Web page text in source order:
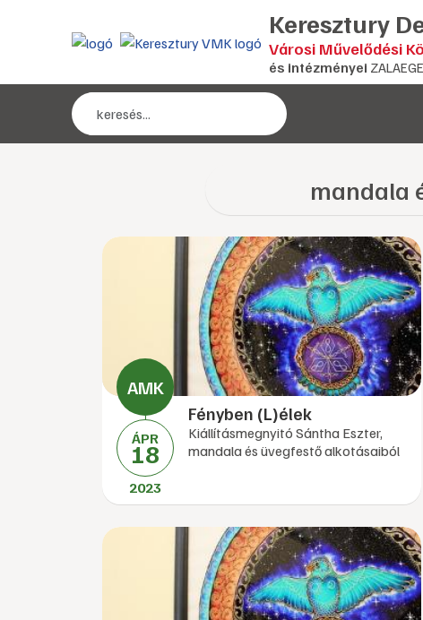
Keresztury
Városi Művelődési
és intézményei
mandala
ÁPR
18
2023
Fényben (L)élek
Kiállításmegnyitó Sántha Eszter,
mandala és üvegfestő alkotásaiból